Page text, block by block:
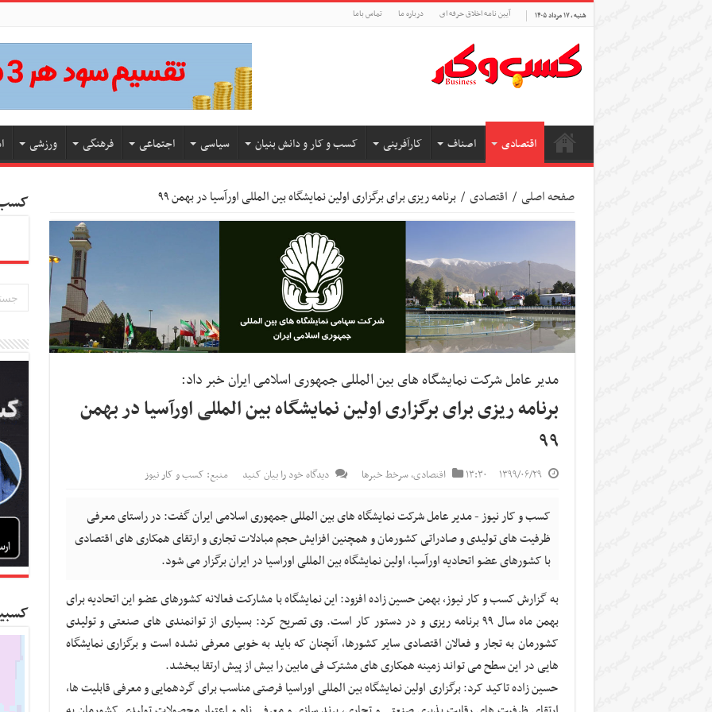
شنبه , ۱۷ مرداد ۱۴۰۵ آیین نامه اخلاق حرفه ای درباره ما تماس باما
اقتصادی اصناف کارآفرینی کسب و کار و دانش بنیان سیاسی اجتماعی فرهنگی ورزشی
صفحه اصلی / اقتصادی / برنامه ریزی برای برگزاری اولین نمایشگاه بین المللی اورآسیا در بهمن ۹۹
مدیر عامل شرکت نمایشگاه های بین المللی جمهوری اسلامی ایران خبر داد:
برنامه ریزی برای برگزاری اولین نمایشگاه بین المللی اورآسیا در بهمن
۹۹
۱۳۹۹/۰۶/۲۹ ۱۳:۳۰ اقتصادی,سرخط خبرها دیدگاه خود را بیان کنید منبع: کسب و کار نیوز
کسب و کار نیوز - مدیر عامل شرکت نمایشگاه های بین المللی جمهوری اسلامی ایران گفت: در راستای معرفی
ظرفیت های تولیدی و صادراتی کشورمان و همچنین افزایش حجم مبادلات تجاری و ارتقای همکاری های اقتصادی
با کشورهای عضو اتحادیه اورآسیا، اولین نمایشگاه بین المللی اوراسیا در ایران برگزار می شود.
به گزارش کسب و کار نیوز، بهمن حسین زاده افزود: این نمایشگاه با مشارکت فعالانه کشورهای عضو این اتحادیه برای
بهمن ماه سال ۹۹ برنامه ریزی و در دستور کار است. وی تصریح کرد: بسیاری از توانمندی های صنعتی و تولیدی
کشورمان به تجار و فعالان اقتصادی سایر کشورها، آنچنان که باید به خوبی معرفی نشده است و برگزاری نمایشگاه
هایی در این سطح می تواند زمینه همکاری های مشترک فی مابین را بیش از پیش ارتقا ببخشد.
حسین زاده تاکید کرد: برگزاری اولین نمایشگاه بین المللی اوراسیا فرصتی مناسب برای گردهمایی و معرفی قابلیت ها،
کسب